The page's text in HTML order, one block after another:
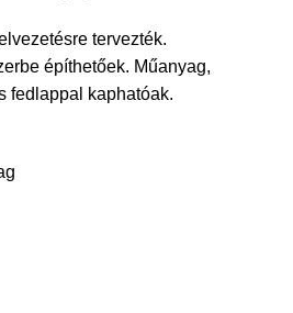
tervezték.
építhetőek. Műanyag,
fedlappal kaphatóak.